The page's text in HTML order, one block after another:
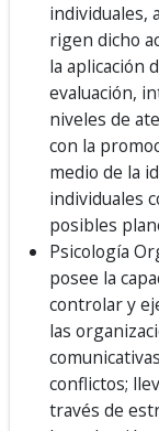
individuales,
rigen dicho
la aplicación
evaluación,
niveles de
con la
medio de la
individuales
posibles
Psicología
posee la
controlar y
las
conflictos;
través de